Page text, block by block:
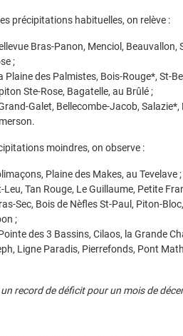
des Cafres (nuit la plus froide)
Baril
précipitations habituelles, on relève :
Bras-Panon, Menciol,
;
Plaine des Palmistes, Bois-Rouge*, St-
Ste-Rose, Bagatelle, au Brûlé ;
Galet, Bellecombe-Jacob,
moindres, on observe :
Plaine des Makes, au Tevelave ;
Leu, Tan Rouge, Le Guillaume, Petite
Sec, Bois de Nèfles St-Paul, Piton-
;
des 3 Bassins, Cilaos, la Grande
Ligne Paradis, Pierrefonds, Pont
record de déficit pour un mois de